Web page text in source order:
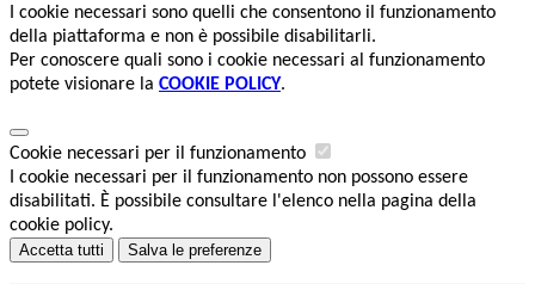
I cookie necessari sono quelli che consentono il funzionamento
della piattaforma e non è possibile disabilitarli.
Per conoscere quali sono i cookie necessari al funzionamento
potete visionare la COOKIE POLICY.
Cookie necessari per il funzionamento
I cookie necessari per il funzionamento non possono essere
disabilitati. È possibile consultare l'elenco nella pagina della
cookie policy.
Accetta tutti Salva le preferenze